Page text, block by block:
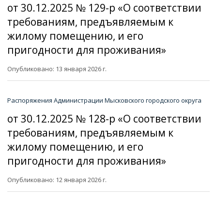
от 30.12.2025 № 129-р «О соответствии
требованиям, предъявляемым к
жилому помещению, и его
пригодности для проживания»
Опубликовано: 13 января 2026 г.
Распоряжения Администрации Мысковского городского округа
от 30.12.2025 № 128-р «О соответствии
требованиям, предъявляемым к
жилому помещению, и его
пригодности для проживания»
Опубликовано: 12 января 2026 г.